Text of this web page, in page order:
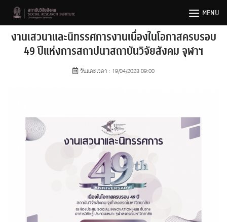
MENU
งานเสวนาและนิทรรศการงานเนื่องในโอกาสครบรอบ
49 ปีแห่งการสถาปนาสถาบันวิจัยสังคม จุฬาฯ
วันและเวลา : 19/04/2023 09:00